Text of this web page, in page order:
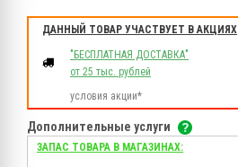
ДАННЫЙ ТОВАР УЧАСТВУЕТ В АКЦИЯХ
"БЕСПЛАТНАЯ ДОСТАВКА"
от 25 тыс. рублей
условия акции*
Дополнительные услуги
ЗАПАС ТОВАРА В МАГАЗИНАХ: